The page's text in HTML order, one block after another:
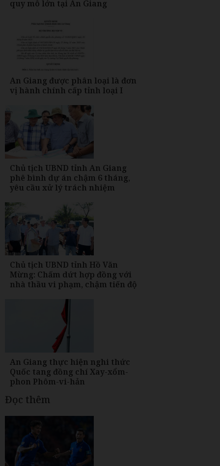
quy mô lớn tại An Giang
An Giang được phân loại là đơn
vị hành chính cấp tỉnh loại I
Chủ tịch UBND tỉnh An Giang
phê bình dự án chậm 6 tháng,
yêu cầu xử lý trách nhiệm
Chủ tịch UBND tỉnh Hồ Văn
Mừng: Chấm dứt hợp đồng với
nhà thầu vi phạm, chậm tiến độ
An Giang thực hiện nghi thức
Quốc tang đồng chí Xay-xổm-
phon Phôm-vi-hản
Đọc thêm